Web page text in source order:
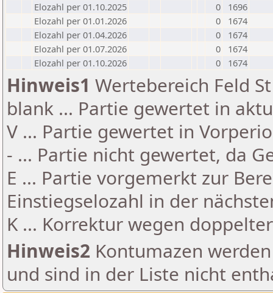
Elozahl per 01.10.2025
0
1696
Elozahl per 01.01.2026
0
1674
Elozahl per 01.04.2026
0
1674
Elozahl per 01.07.2026
0
1674
Elozahl per 01.10.2026
0 1674
Hinweis1 Wertebereich Feld
blank ... Partie gewertet in
V ... Partie gewertet in
- ... Partie nicht gewertet, da
E ... Partie vorgemerkt zur
Einstiegselozahl in der
K ... Korrektur wegen
Hinweis2 Kontumazen
und sind in der Liste nicht